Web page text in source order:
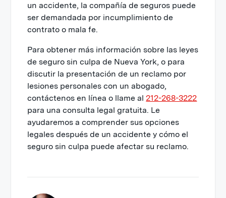
un accidente, la compañía de seguros puede
ser demandada por incumplimiento de
contrato o mala fe.
Para obtener más información sobre las leyes
de seguro sin culpa de Nueva York, o para
discutir la presentación de un reclamo por
lesiones personales con un abogado,
contáctenos en línea o llame al212-268-3222
para una consulta legal gratuita. Le
ayudaremos a comprender sus opciones
legales después de un accidente y cómo el
seguro sin culpa puede afectar su reclamo.